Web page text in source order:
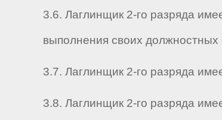
3.6. Лаглинщик 2-го разряда
выполнения своих должностных
3.7. Лаглинщик 2-го разряда
3.8. Лаглинщик 2-го разряда